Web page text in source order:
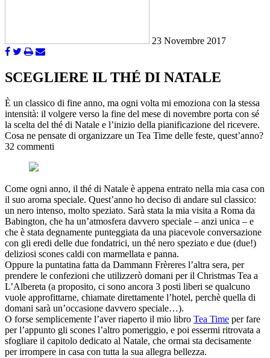
23 Novembre 2017
SCEGLIERE IL THÉ DI NATALE
È un classico di fine anno, ma ogni volta mi emoziona con la stessa
intensità: il volgere verso la fine del mese di novembre porta con sé
la scelta del thé di Natale e l’inizio della pianificazione del ricevere.
Cosa ne pensate di organizzare un Tea Time delle feste, quest’anno?
32 commenti
Come ogni anno, il thé di Natale è appena entrato nella mia casa con
il suo aroma speciale. Quest’anno ho deciso di andare sul classico:
un nero intenso, molto speziato. Sarà stata la mia visita a Roma da
Babington, che ha un’atmosfera davvero speciale – anzi unica – e
che è stata degnamente punteggiata da una piacevole conversazione
con gli eredi delle due fondatrici, un thé nero speziato e due (due!)
deliziosi scones caldi con marmellata e panna.
Oppure la puntatina fatta da Dammann Frèreres l’altra sera, per
prendere le confezioni che utilizzerò domani per il Christmas Tea a
L’Albereta (a proposito, ci sono ancora 3 posti liberi se qualcuno
vuole approfittarne, chiamate direttamente l’hotel, perchè quella di
domani sarà un’occasione davvero speciale…).
O forse semplicemente l’aver riaperto il mio libro Tea Time per fare
per l’appunto gli scones l’altro pomeriggio, e poi essermi ritrovata a
sfogliare il capitolo dedicato al Natale, che ormai sta decisamente
per irrompere in casa con tutta la sua allegra bellezza.